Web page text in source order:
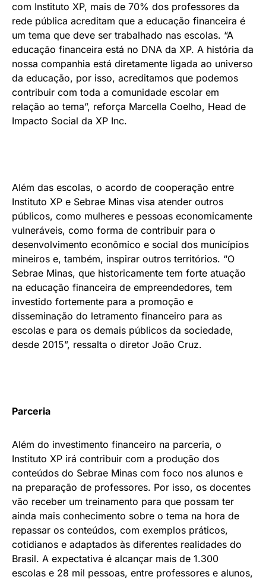
com Instituto XP, mais de 70% dos professores da
rede pública acreditam que a educação financeira é
um tema que deve ser trabalhado nas escolas. “A
educação financeira está no DNA da XP. A história da
nossa companhia está diretamente ligada ao universo
da educação, por isso, acreditamos que podemos
contribuir com toda a comunidade escolar em
relação ao tema”, reforça Marcella Coelho, Head de
Impacto Social da XP Inc.
Além das escolas, o acordo de cooperação entre
Instituto XP e Sebrae Minas visa atender outros
públicos, como mulheres e pessoas economicamente
vulneráveis, como forma de contribuir para o
desenvolvimento econômico e social dos municípios
mineiros e, também, inspirar outros territórios. “O
Sebrae Minas, que historicamente tem forte atuação
na educação financeira de empreendedores, tem
investido fortemente para a promoção e
disseminação do letramento financeiro para as
escolas e para os demais públicos da sociedade,
desde 2015”, ressalta o diretor João Cruz.
Parceria
Além do investimento financeiro na parceria, o
Instituto XP irá contribuir com a produção dos
conteúdos do Sebrae Minas com foco nos alunos e
na preparação de professores. Por isso, os docentes
vão receber um treinamento para que possam ter
ainda mais conhecimento sobre o tema na hora de
repassar os conteúdos, com exemplos práticos,
cotidianos e adaptados às diferentes realidades do
Brasil. A expectativa é alcançar mais de 1.300
escolas e 28 mil pessoas, entre professores e alunos,